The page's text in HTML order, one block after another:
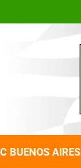
BUENOS AIRES